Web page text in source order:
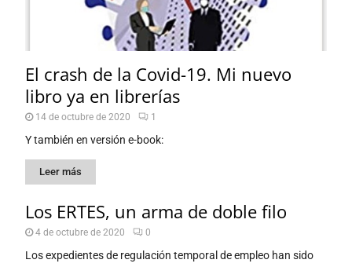
El crash de la Covid-19. Mi nuevo
libro ya en librerías
14 de octubre de 2020 1
Y también en versión e-book:
Leer más
Los ERTES, un arma de doble filo
4 de octubre de 2020 0
Los expedientes de regulación temporal de empleo han sido